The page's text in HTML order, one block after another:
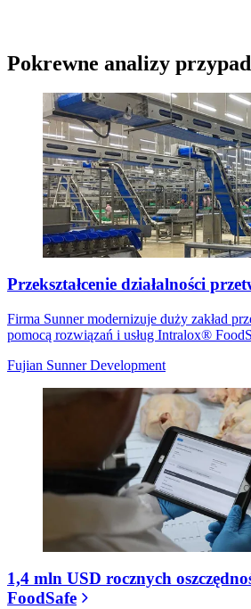
Pokrewne analizy
Przekształcenie działalności
Firma Sunner modernizuje duży zakład
pomocą rozwiązań i usług Intralox®
Fujian Sunner Development
1,4 mln USD rocznych
FoodSafe